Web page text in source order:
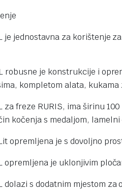
je jednostavna za korištenje
robusne je konstrukcije i
kompletom alata,
za freze RURIS, ima širinu
kočenja s medaljom,
opremljena je s dovoljno
opremljena je uklonjivim
dolazi s dodatnim mjestom